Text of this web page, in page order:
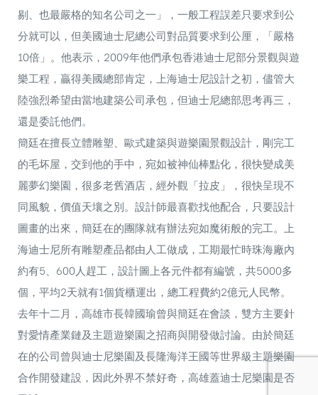
剔、也最嚴格的知名公司之一」，一般工程誤差只要求到公
分就可以，但美國迪士尼總公司對品質要求到公厘，「嚴格
10倍」。他表示，2009年他們承包香港迪士尼部分景觀與遊
樂工程，贏得美國總部肯定，上海迪士尼設計之初，儘管大
陸強烈希望由當地建築公司承包，但迪士尼總部思考再三，
還是委託他們。
簡廷在擅長立體雕塑、歐式建築與遊樂園景觀設計，剛完工
的毛坏屋，交到他的手中，宛如被神仙棒點化，很快變成美
麗夢幻樂園，很多老舊酒店，經外觀「拉皮」，很快呈現不
同風貌，價值天壤之別。設計師最喜歡找他配合，只要設計
圖畫的出來，簡廷在的團隊就有辦法宛如魔術般的完工。上
海迪士尼所有雕塑產品都由人工做成，工期最忙時珠海廠內
約有5、600人趕工，設計圖上各元件都有編號，共5000多
個，平均2天就有1個貨櫃運出，總工程費約2億元人民幣。
去年十二月，高雄市長韓國瑜曾與簡廷在會談，雙方主要針
對愛情產業鏈及主題遊樂園之招商與開發做討論。由於簡廷
在的公司曾與迪士尼樂園及長隆海洋王國等世界級主題樂園
合作開發建設，因此外界不禁好奇，高雄蓋迪士尼樂園是否